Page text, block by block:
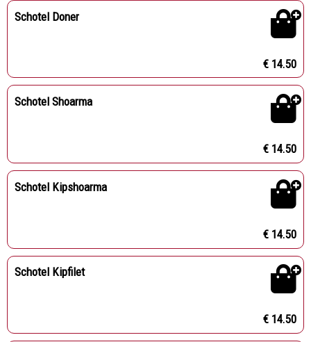
Schotel Doner
€ 14.50
Schotel Shoarma
€ 14.50
Schotel Kipshoarma
€ 14.50
Schotel Kipfilet
€ 14.50